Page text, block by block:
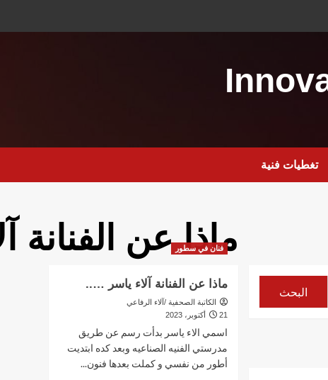
تغطيات فنية
ماذا عن
فنان في سطور
ماذا عن الفنانة آلاء ياسر …..
الكاتبة الصحفية /آلاء الرفاعي
21 أكتوبر، 2023
اسمي الاء ياسر بدأت رسم عن طريق
مدرستي الفنيه الصناعيه وبعد كده ابتديت
أطور من نفسي و كملت بعدها فنون...
البحث